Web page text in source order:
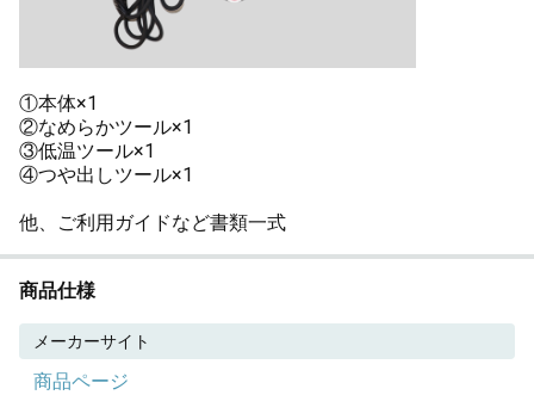
①本体×1
②なめらかツール×1
③低温ツール×1
④つや出しツール×1
他、ご利用ガイドなど書類一式
商品仕様
メーカーサイト
商品ページ